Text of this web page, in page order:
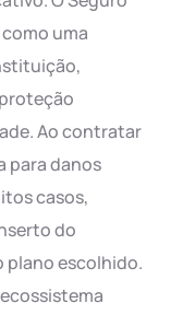
uma
Ao contratar
para danos
casos,
do
plano escolhido.